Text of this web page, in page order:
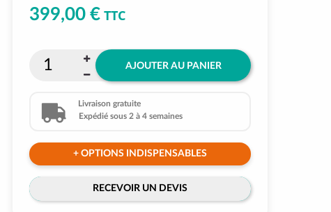
399,00 €TTC
AJOUTER AU PANIER
Livraison gratuite
Expédié sous 2 à 4 semaines
+ OPTIONS INDISPENSABLES
RECEVOIR UN DEVIS